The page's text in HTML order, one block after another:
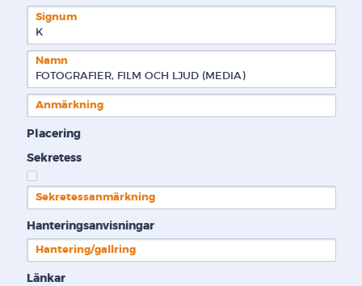
Signum
K
Namn
FOTOGRAFIER, FILM OCH LJUD (MEDIA)
Anmärkning
Placering
Sekretess
Sekretessanmärkning
Hanteringsanvisningar
Hantering/gallring
Länkar